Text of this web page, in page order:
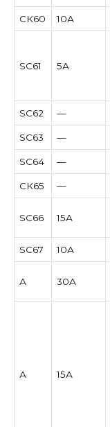
СК60 10А
SC61 5А
SC62 —
SC63 —
SC64 —
СК65 —
SC66 15А
SC67 10А
А 30А
А 15А